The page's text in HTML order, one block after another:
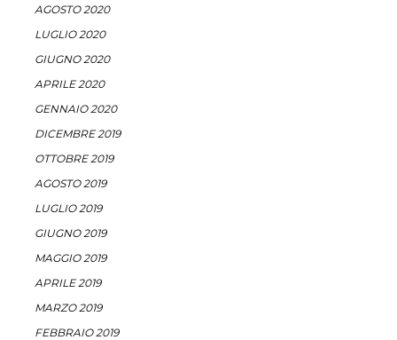
AGOSTO 2020
LUGLIO 2020
GIUGNO 2020
APRILE 2020
GENNAIO 2020
DICEMBRE 2019
OTTOBRE 2019
AGOSTO 2019
LUGLIO 2019
GIUGNO 2019
MAGGIO 2019
APRILE 2019
MARZO 2019
FEBBRAIO 2019